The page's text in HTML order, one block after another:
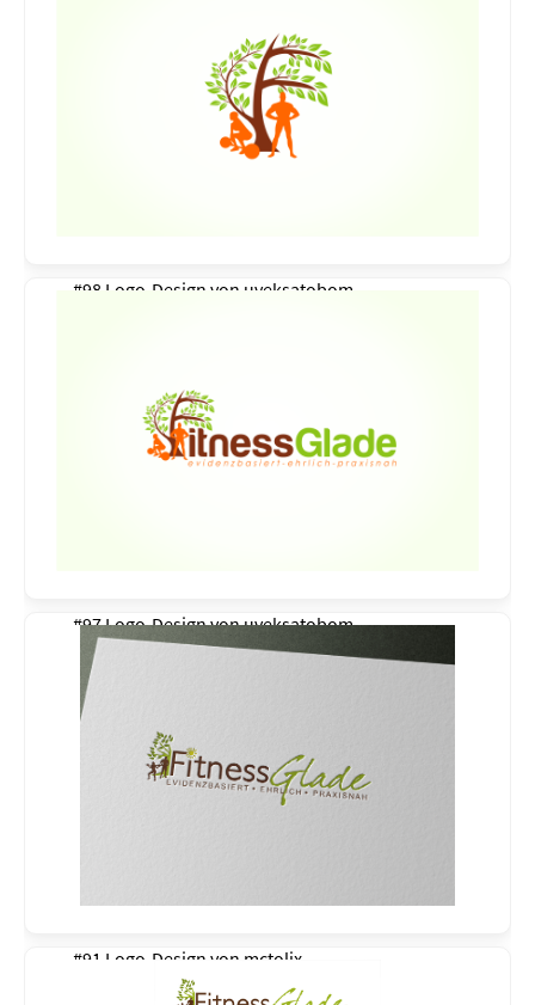
#98 Logo-Design von uveksatobom
#97 Logo-Design vonuveksatobom
#91 Logo-Design von mctolix